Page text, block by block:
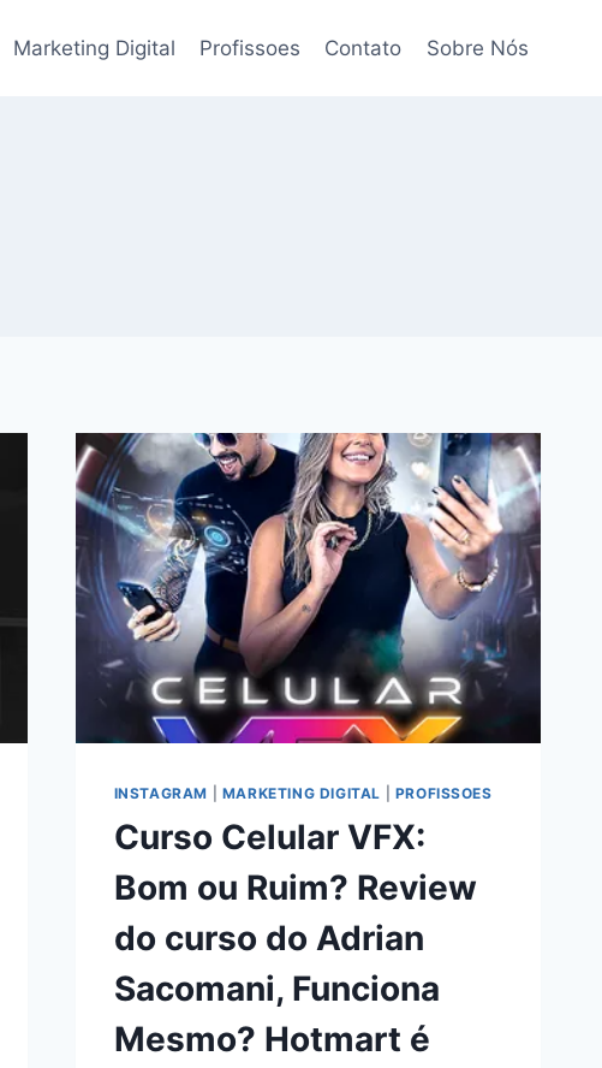
Marketing Digital Profissoes Contato Sobre Nós
INSTAGRAM MARKETING DIGITAL PROFISSOES
Curso Celular VFX:
Bom ou Ruim? Review
do curso do Adrian
Sacomani, Funciona
Mesmo? Hotmart é